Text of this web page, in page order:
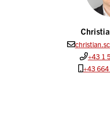
+43 1
+43